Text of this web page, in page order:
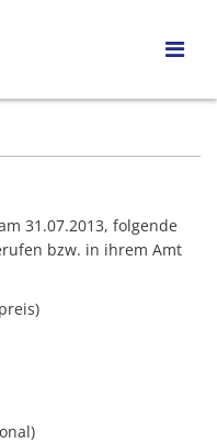
31.07.2013, folgende
bzw. in ihrem Amt